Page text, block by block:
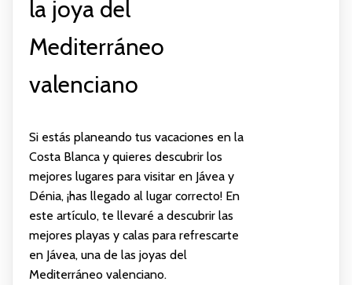
la joya del
Mediterráneo
valenciano
Si estás planeando tus vacaciones en la
Costa Blanca y quieres descubrir los
mejores lugares para visitar en Jávea y
Dénia, ¡has llegado al lugar correcto! En
este artículo, te llevaré a descubrir las
mejores playas y calas para refrescarte
en Jávea, una de las joyas del
Mediterráneo valenciano.